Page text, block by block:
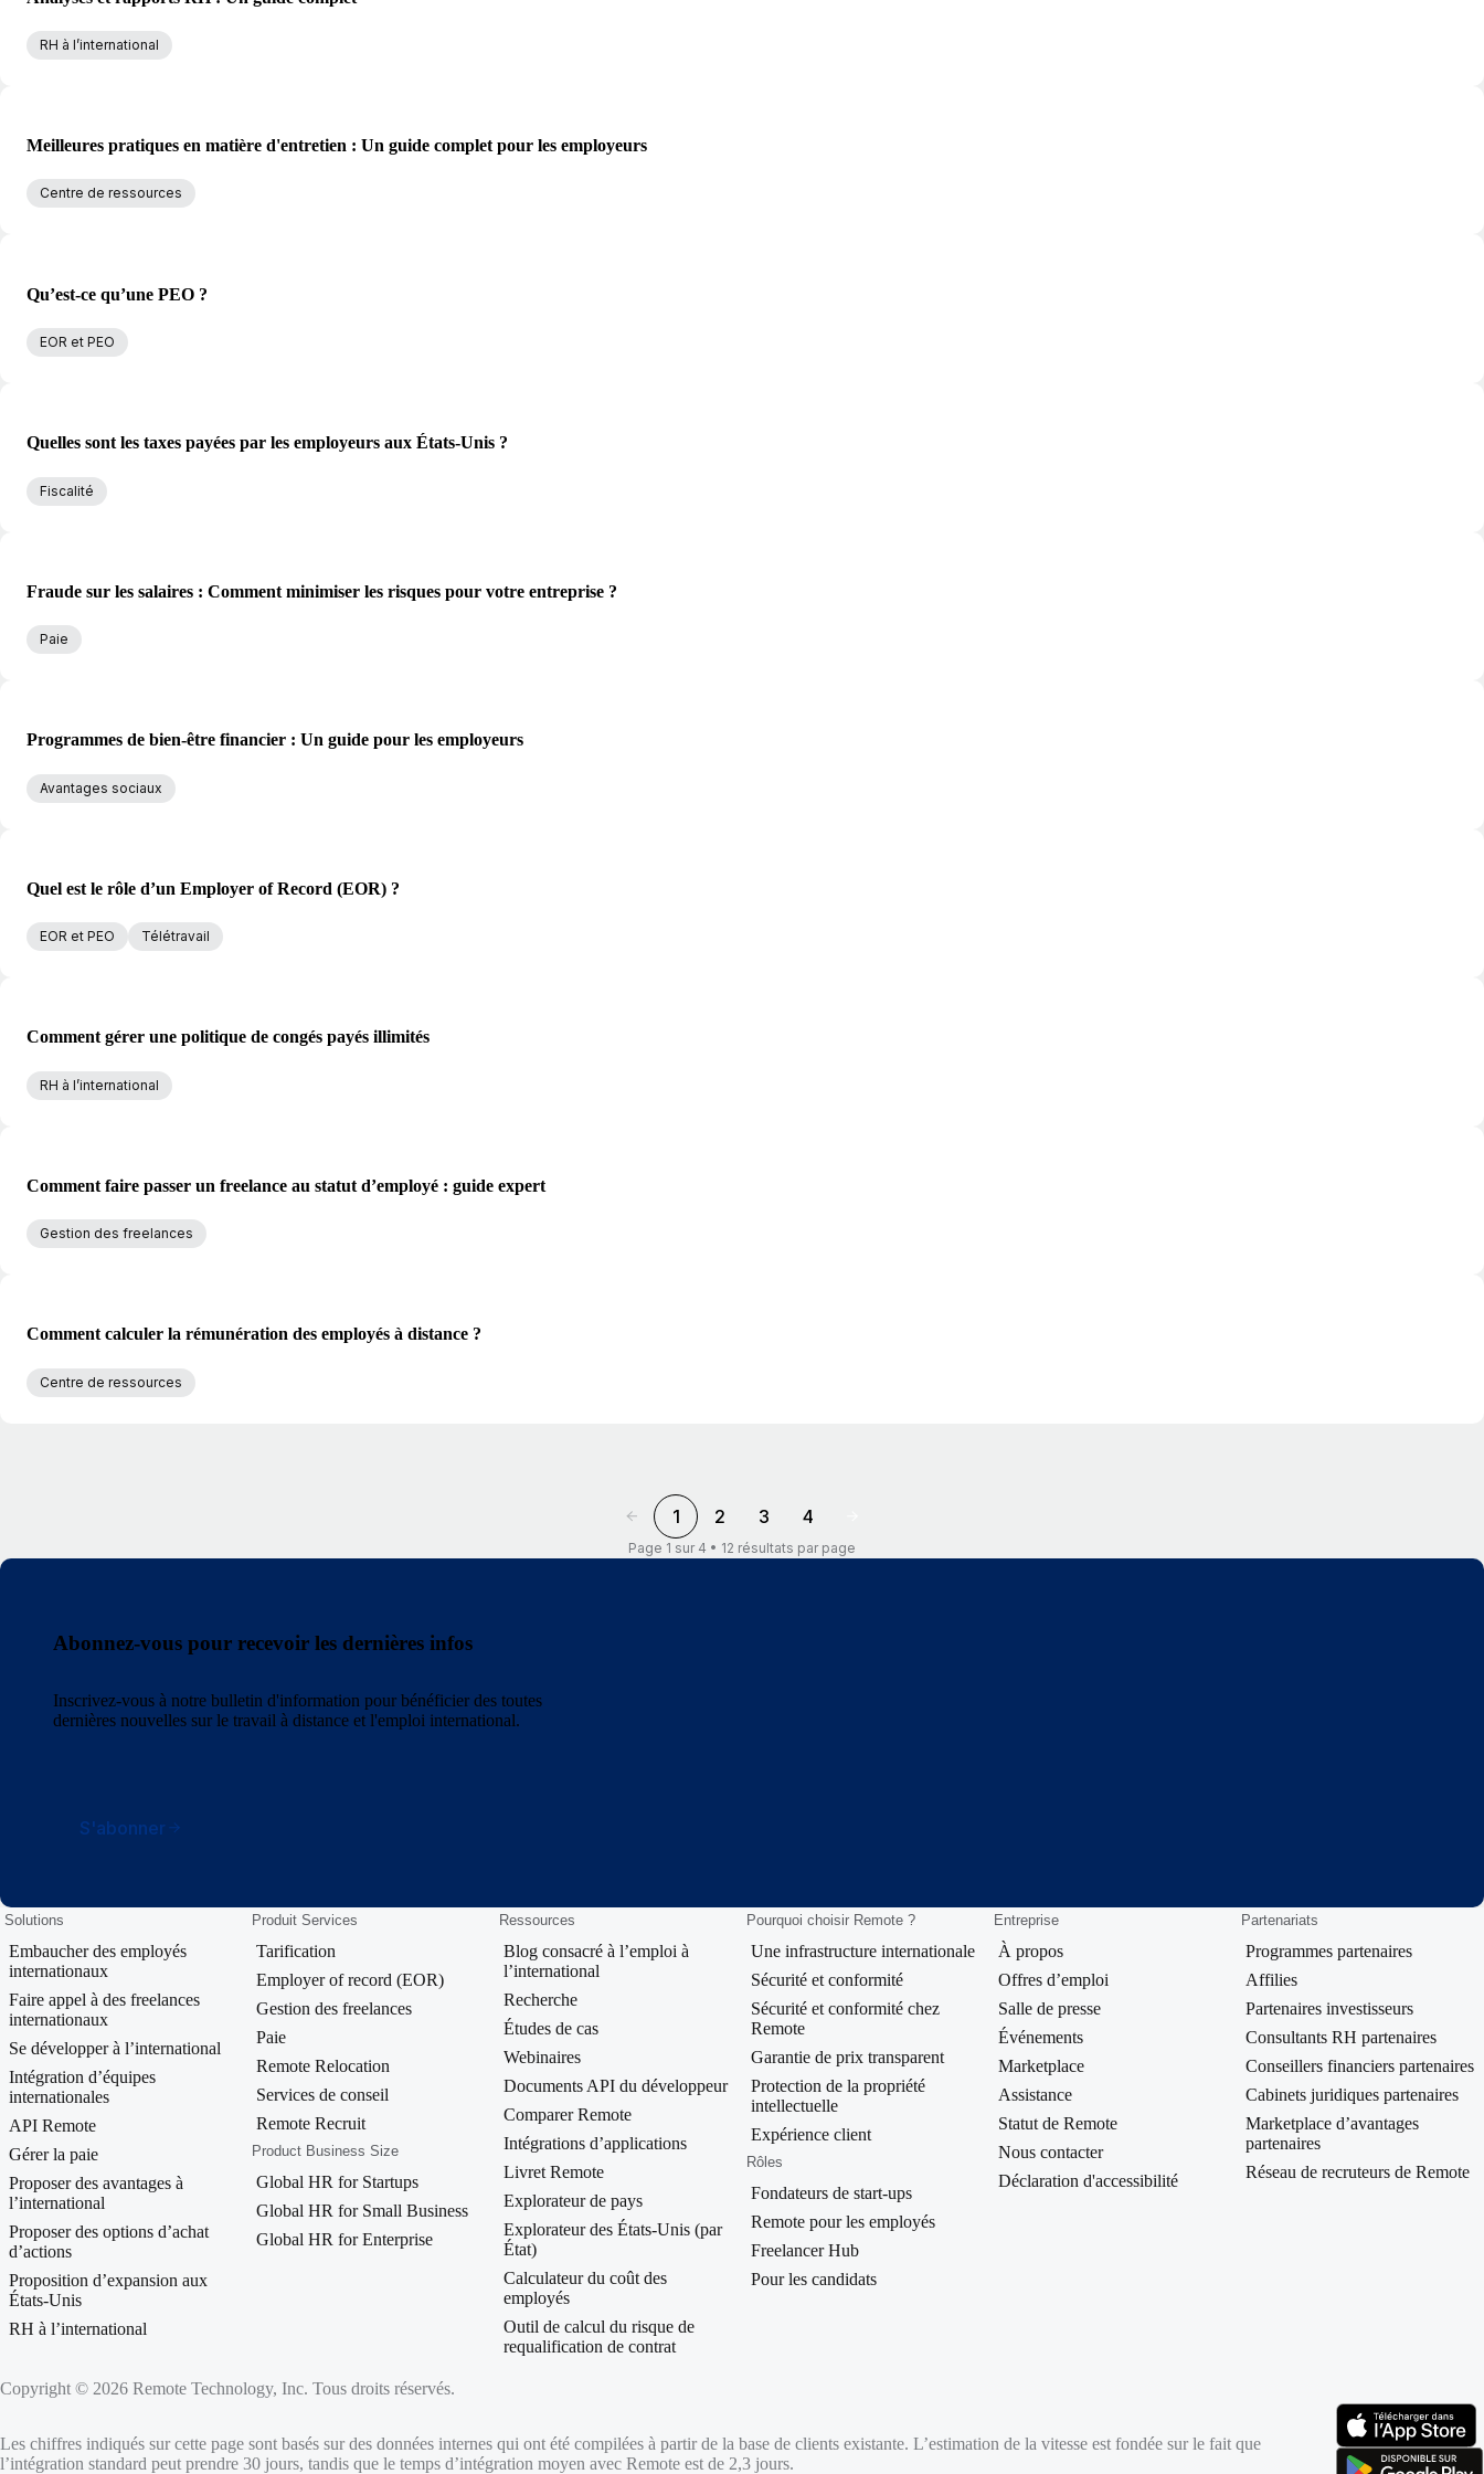
RH à l’international
Meilleures pratiques en matière d'entretien : Un guide complet pour les employeurs
Centre de ressources
Qu’est-ce qu’une PEO ?
EOR et PEO
Quelles sont les taxes payées par les employeurs aux États-Unis ?
Fiscalité
Fraude sur les salaires : Comment minimiser les risques pour votre entreprise ?
Paie
Programmes de bien-être financier : Un guide pour les employeurs
Avantages sociaux
Quel est le rôle d’un Employer of Record (EOR) ?
EOR et PEO Télétravail
Comment gérer une politique de congés payés illimités
RH à l’international
Comment faire passer un freelance au statut d’employé : guide expert
Gestion des freelances
Comment calculer la rémunération des employés à distance ?
Centre de ressources
1 2 3 4
Page 1 sur 4 • 12 résultats par page
Abonnez-vous pour recevoir les dernières infos
Inscrivez-vous à notre bulletin d'information pour bénéficier des toutes
dernières nouvelles sur le travail à distance et l'emploi international.
S'abonner
Solutions
Embaucher des employés
internationaux
Faire appel à des freelances
internationaux
Se développer à l’international
Intégration d’équipes
internationales
API Remote
Gérer la paie
Proposer des avantages à
l’international
Proposer des options d’achat
d’actions
Proposition d’expansion aux
États-Unis
RH à l’international
Produit Services
Tarification
Employer of record (EOR)
Gestion des freelances
Paie
Remote Relocation
Services de conseil
Remote Recruit
Product Business Size
Global HR for Startups
Global HR for Small Business
Global HR for Enterprise
Ressources
Blog consacré à l’emploi à
l’international
Recherche
Études de cas
Webinaires
Documents API du développeur
Comparer Remote
Intégrations d’applications
Livret Remote
Explorateur de pays
Explorateur des États-Unis (par
État)
Calculateur du coût des
employés
Outil de calcul du risque de
requalification de contrat
Pourquoi choisir Remote ?
Une infrastructure internationale
Sécurité et conformité
Sécurité et conformité chez
Remote
Garantie de prix transparent
Protection de la propriété
intellectuelle
Expérience client
Rôles
Fondateurs de start-ups
Remote pour les employés
Freelancer Hub
Pour les candidats
Entreprise
À propos
Offres d’emploi
Salle de presse
Événements
Marketplace
Assistance
Statut de Remote
Nous contacter
Déclaration d'accessibilité
Partenariats
Programmes partenaires
Affilies
Partenaires investisseurs
Consultants RH partenaires
Conseillers financiers partenaires
Cabinets juridiques partenaires
Marketplace d’avantages
partenaires
Réseau de recruteurs de Remote
Copyright © 2026 Remote Technology, Inc. Tous droits réservés.
Les chiffres indiqués sur cette page sont basés sur des données internes qui ont été compilées à partir de la base de clients existante. L’estimation de la vitesse est fondée sur le fait que
l’intégration standard peut prendre 30 jours, tandis que le temps d’intégration moyen avec Remote est de 2,3 jours.
(s’ouvre dans un